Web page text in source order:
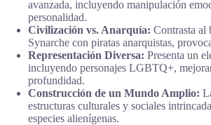
avanzada, incluyendo manipulación
personalidad.
Civilización vs. Anarquía: Contrasta al
Synarche con piratas anarquistas,
Representación Diversa: Presenta un
incluyendo personajes LGBTQ+,
profundidad.
Construcción de un Mundo Amplio:
estructuras culturales y sociales
especies alienígenas.